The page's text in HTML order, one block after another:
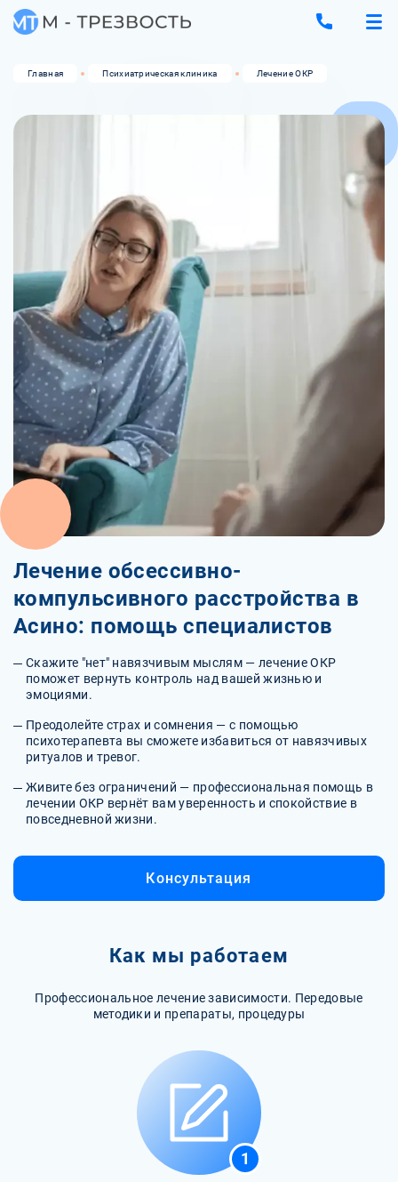
Главная Психиатрическая клиника Лечение ОКР
Лечение обсессивно-
компульсивного расстройства в
Асино: помощь специалистов
Скажите "нет" навязчивым мыслям — лечение ОКР
поможет вернуть контроль над вашей жизнью и
эмоциями.
Преодолейте страх и сомнения — с помощью
психотерапевта вы сможете избавиться от навязчивых
ритуалов и тревог.
Живите без ограничений — профессиональная помощь в
лечении ОКР вернёт вам уверенность и спокойствие в
повседневной жизни.
Консультация
Как мы работаем
Профессиональное лечение зависимости. Передовые
методики и препараты, процедуры
1